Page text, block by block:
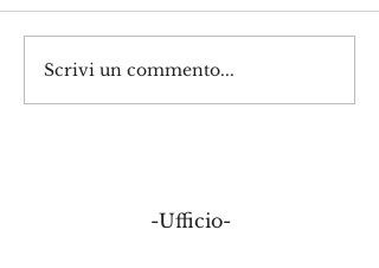
Scrivi un commento...
-Ufficio-